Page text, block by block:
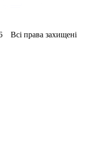
права захищені